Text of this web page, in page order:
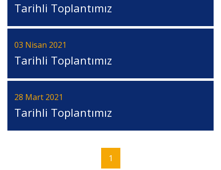
Tarihli Toplantımız
03 Nisan 2021
Tarihli Toplantımız
28 Mart 2021
Tarihli Toplantımız
1